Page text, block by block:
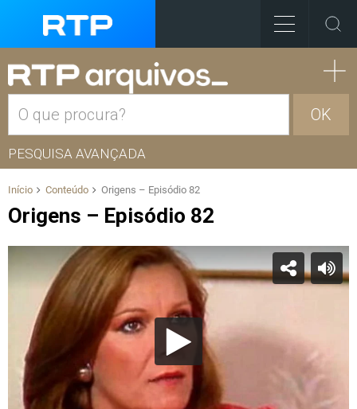
OK
PESQUISA AVANÇADA
Início Conteúdo Origens – Episódio 82
Origens – Episódio 82